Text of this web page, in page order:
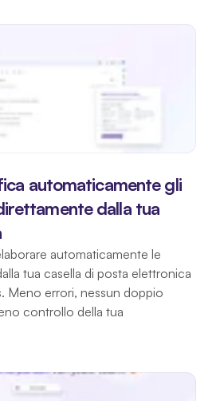
automaticamente gli
dalla tua
automaticamente le
tua casella di posta elettronica
Meno errori, nessun doppio
controllo della tua